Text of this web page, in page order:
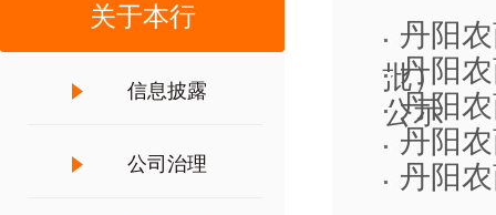
关于本行
信息披露
公司治理
丹阳
批）
丹阳
公示
丹阳
丹阳
丹阳